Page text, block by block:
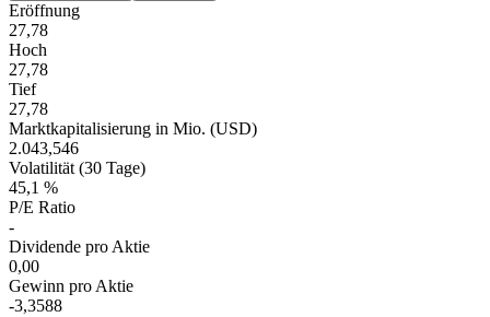
Eröffnung
27,78
Hoch
27,78
Tief
27,78
Marktkapitalisierung in Mio. (USD)
2.043,546
Volatilität (30 Tage)
45,1 %
P/E Ratio
-
Dividende pro Aktie
0,00
Gewinn pro Aktie
-3,3588